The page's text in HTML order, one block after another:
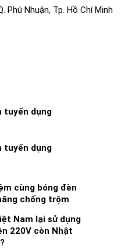
Phú Nhuận, Tp. Hồ Chí Minh
tuyển dụng
tuyển dụng
cùng bóng đèn
chống trộm
Nam lại sử dụng
220V còn Nhật